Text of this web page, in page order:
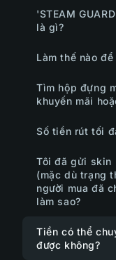
'STEAM
là gì?
Làm thế nào
Tìm hộp đựng
khuyến mãi
Số tiền rút tối
Tôi đã gửi skin
(mặc dù trạng
người mua đã
làm sao?
Tiền có thể
được không?